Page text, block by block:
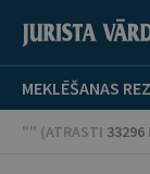
MEKLĒŠANAS
"" (ATRASTI 33296